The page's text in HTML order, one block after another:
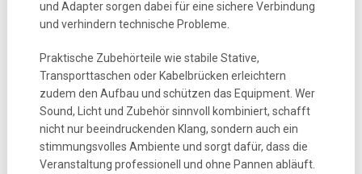
und Adapter sorgen dabei für eine sichere Verbindung
und verhindern technische Probleme.
Praktische Zubehörteile wie stabile Stative,
Transporttaschen oder Kabelbrücken erleichtern
zudem den Aufbau und schützen das Equipment. Wer
Sound, Licht und Zubehör sinnvoll kombiniert, schafft
nicht nur beeindruckenden Klang, sondern auch ein
stimmungsvolles Ambiente und sorgt dafür, dass die
Veranstaltung professionell und ohne Pannen abläuft.